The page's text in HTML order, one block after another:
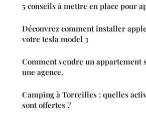
5 conseils à mettre en place pour
Découvrez comment installer
votre tesla model 3
Comment vendre un appartement
une agence.
Camping à Torreilles : quelles
sont offertes ?